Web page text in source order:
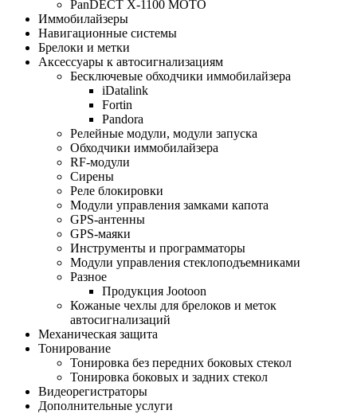
PanDECT X-1100 МОТО
Иммобилайзеры
Навигационные системы
Брелоки и метки
Аксессуары к автосигнализациям
Бесключевые обходчики иммобилайзера
iDatalink
Fortin
Pandora
Релейные модули, модули запуска
Обходчики иммобилайзера
RF-модули
Сирены
Реле блокировки
Модули управления замками капота
GPS-антенны
GPS-маяки
Инструменты и программаторы
Модули управления стеклоподъемниками
Разное
Продукция Jootoon
Кожаные чехлы для брелоков и меток
автосигнализаций
Механическая защита
Тонирование
Тонировка без передних боковых стекол
Тонировка боковых и задних стекол
Видеорегистраторы
Дополнительные услуги